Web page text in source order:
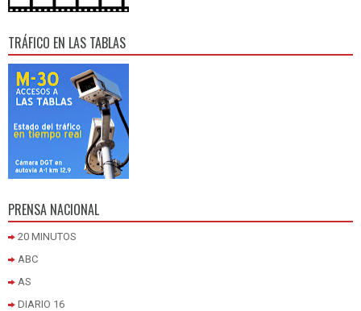
TRÁFICO EN LAS TABLAS
PRENSA NACIONAL
20 MINUTOS
ABC
AS
DIARIO 16